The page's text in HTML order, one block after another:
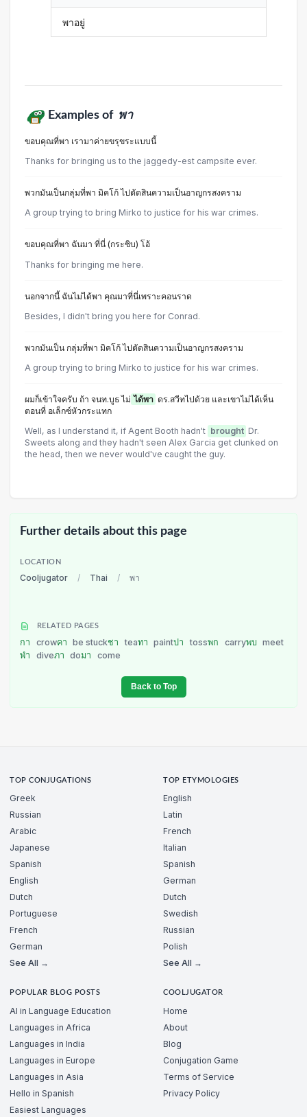
พาอยู่
Examples of พา
ขอบคุณที่พา เรามาค่ายขรุขระแบบนี้
Thanks for bringing us to the jaggedy-est campsite ever.
พวกมันเป็นกลุ่มที่พา มิคโก้ ไปตัดสินความเป็นอาญกรสงคราม
A group trying to bring Mirko to justice for his war crimes.
ขอบคุณที่พา ฉันมา ที่นี่ (กระซิบ) โอ้
Thanks for bringing me here.
นอกจากนี้ ฉันไม่ได้พา คุณมาที่นี่เพราะคอนราด
Besides, I didn't bring you here for Conrad.
พวกมันเป็น กลุ่มที่พา มิคโก้ ไปตัดสินความเป็นอาญกรสงคราม
A group trying to bring Mirko to justice for his war crimes.
ผมก็เข้าใจครับ ถ้า จนท.บูธ ไม่ ได้พา ดร.สวีทไปด้วย และเขาไม่ได้เห็น
ตอนที่ อเล็กซ์หัวกระแทก
Well, as I understand it, if Agent Booth hadn't brought Dr.
Sweets along and they hadn't seen Alex Garcia get clunked on
the head, then we never would've caught the guy.
Further details about this page
LOCATION
Cooljugator / Thai / พา
RELATED PAGES
กา crowคา be stuckชา teaทา paintปา tossพก carryพบ
meet
พำ
diveภา doมา come
Back to Top
TOP CONJUGATIONS
Greek
Russian
Arabic
Japanese
Spanish
English
Dutch
Portuguese
French
German
See All →
TOP ETYMOLOGIES
English
Latin
French
Italian
Spanish
German
Dutch
Swedish
Russian
Polish
See All →
POPULAR BLOG POSTS
AI in Language Education
Languages in Africa
Languages in India
Languages in Europe
Languages in Asia
Hello in Spanish
Easiest Languages
COOLJUGATOR
Home
About
Blog
Conjugation Game
Terms of Service
Privacy Policy